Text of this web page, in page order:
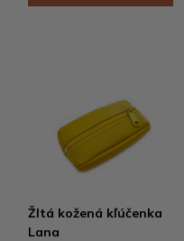
Žltá kožená kľúčenka
Lana